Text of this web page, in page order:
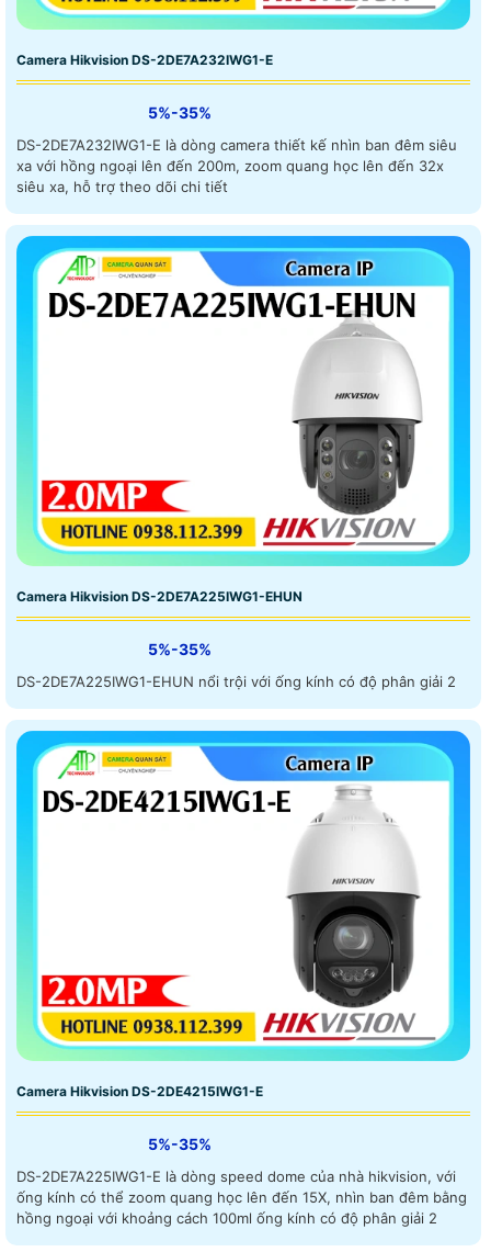
Camera Hikvision DS-2DE7A232IWG1-E
5%-35%
DS-2DE7A232IWG1-E là dòng camera thiết kế nhìn ban đêm siêu
xa với hồng ngoại lên đến 200m, zoom quang học lên đến 32x
siêu xa, hỗ trợ theo dõi chi tiết
Camera Hikvision DS-2DE7A225IWG1-EHUN
5%-35%
DS-2DE7A225IWG1-EHUN nổi trội với ống kính có độ phân giải 2
Camera Hikvision DS-2DE4215IWG1-E
5%-35%
DS-2DE7A225IWG1-E là dòng speed dome của nhà hikvision, với
ống kính có thể zoom quang học lên đến 15X, nhìn ban đêm bằng
hồng ngoại với khoảng cách 100ml ống kính có độ phân giải 2